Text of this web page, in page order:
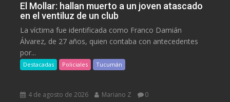
El Mollar: hallan muerto a un joven atascado
en el ventiluz de un club
La víctima fue identificada como Franco Damián
Álvarez, de 27 años, quien contaba con antecedentes
por...
Destacadas Policiales Tucumán
4 de agosto de 2026 Mariano Z 0